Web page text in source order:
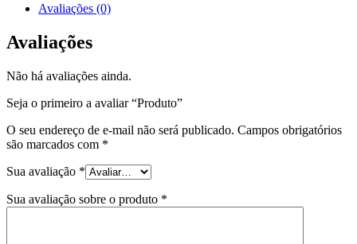
Avaliações (0)
Avaliações
Não há avaliações ainda.
Seja o primeiro a avaliar “Produto”
O seu endereço de e-mail não será publicado. Campos obrigatórios
são marcados com *
Sua avaliação *
Sua avaliação sobre o produto *